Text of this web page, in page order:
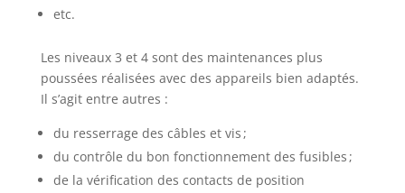
etc.
Les niveaux 3 et 4 sont des maintenances plus
poussées réalisées avec des appareils bien adaptés.
Il s’agit entre autres :
du resserrage des câbles et vis ;
du contrôle du bon fonctionnement des fusibles ;
de la vérification des contacts de position